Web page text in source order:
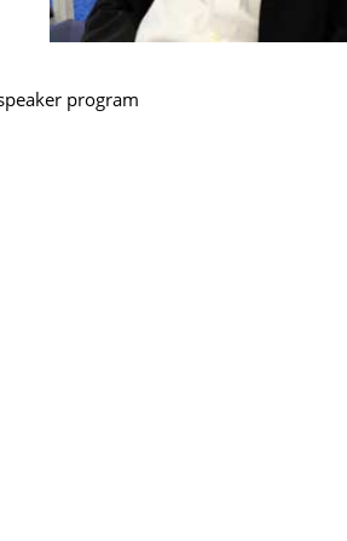
program